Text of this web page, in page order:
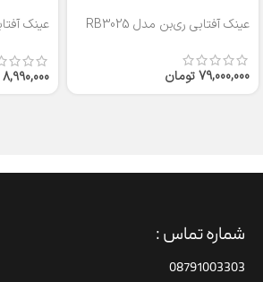
عینک آفتابی ری‌بن مدل RB3025
79,000,000تومان
8,990,000
شماره تماس :
08791003303